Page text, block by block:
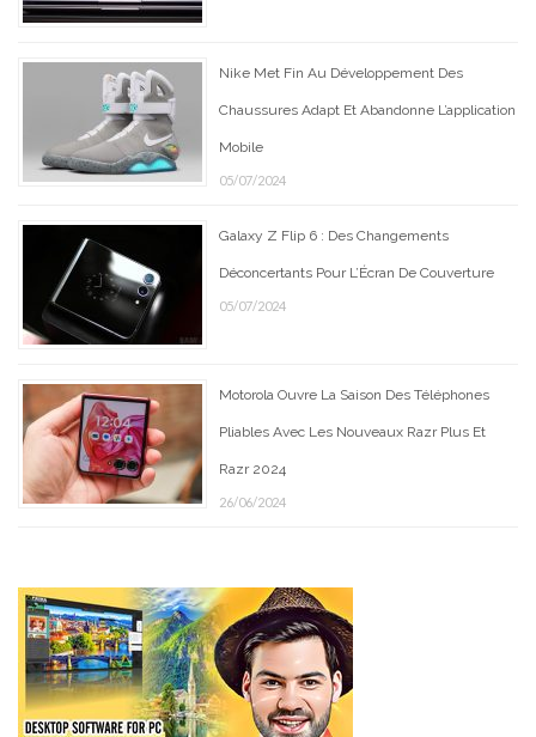
Nike Met Fin Au Développement Des
Chaussures Adapt Et Abandonne L’application
Mobile
05/07/2024
Galaxy Z Flip 6 : Des Changements
Déconcertants Pour L’Écran De Couverture
05/07/2024
Motorola Ouvre La Saison Des Téléphones
Pliables Avec Les Nouveaux Razr Plus Et
Razr 2024
26/06/2024